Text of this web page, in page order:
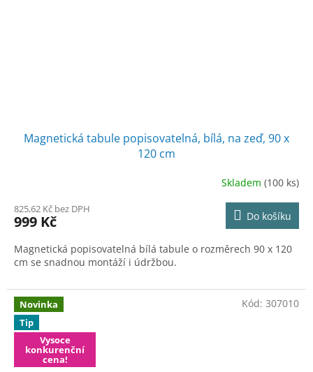
Magnetická tabule popisovatelná, bílá, na zeď, 90 x
120 cm
Skladem (100 ks)
825,62 Kč bez DPH
999 Kč Do košíku
Magnetická popisovatelná bílá tabule o rozměrech 90 x 120
cm se snadnou montáží i údržbou.
Novinka
Tip
Vysoce
konkurenční
cena!
Kód: 307010